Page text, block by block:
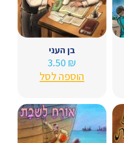
בן העני
₪
הוספה לסל